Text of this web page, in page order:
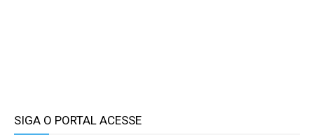
SIGA O PORTAL ACESSE